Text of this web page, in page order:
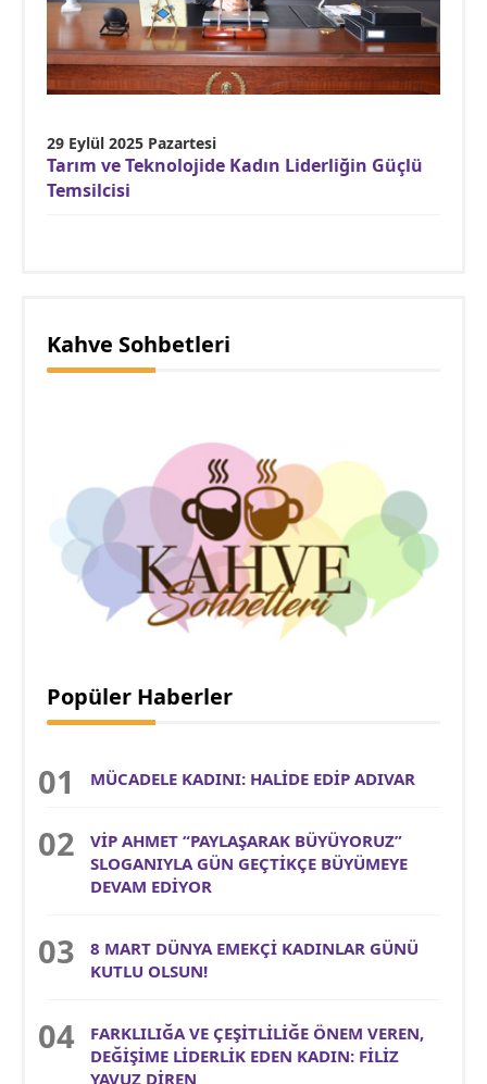
29 Eylül 2025 Pazartesi
Tarım ve Teknolojide Kadın Liderliğin Güçlü
Temsilcisi
Kahve Sohbetleri
Popüler Haberler
MÜCADELE KADINI: HALİDE EDİP ADIVAR
VİP AHMET “PAYLAŞARAK BÜYÜYORUZ”
SLOGANIYLA GÜN GEÇTİKÇE BÜYÜMEYE
DEVAM EDİYOR
8 MART DÜNYA EMEKÇİ KADINLAR GÜNÜ
KUTLU OLSUN!
FARKLILIĞA VE ÇEŞİTLİLİĞE ÖNEM VEREN,
DEĞİŞİME LİDERLİK EDEN KADIN: FİLİZ
YAVUZ DİREN